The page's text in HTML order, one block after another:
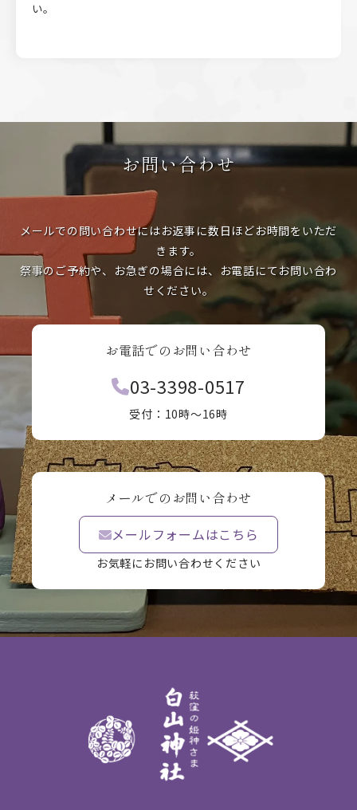
い。
お問い合わせ
メールでの問い合わせにはお返事に数日ほどお時間をいただ
きます。
祭事のご予約や、お急ぎの場合には、お電話にてお問い合わ
せください。
お電話でのお問い合わせ
03-3398-0517
受付：10時〜16時
メールでのお問い合わせ
メールフォームはこちら
お気軽にお問い合わせください